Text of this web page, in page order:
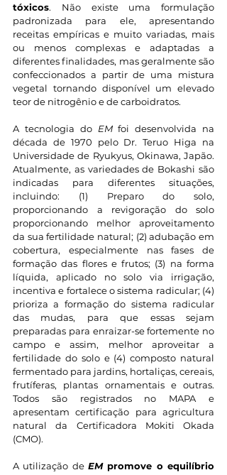
tóxicos. Não existe uma formulação
padronizada para ele, apresentando
receitas empíricas e muito variadas, mais
ou menos complexas e adaptadas a
diferentes finalidades, mas geralmente são
confeccionados a partir de uma mistura
vegetal tornando disponível um elevado
teor de nitrogênio e de carboidratos.
A tecnologia do EM foi desenvolvida na
década de 1970 pelo Dr. Teruo Higa na
Universidade de Ryukyus, Okinawa, Japão.
Atualmente, as variedades de Bokashi são
indicadas para diferentes situações,
incluindo: (1) Preparo do solo,
proporcionando a revigoração do solo
proporcionando melhor aproveitamento
da sua fertilidade natural; (2) adubação em
cobertura, especialmente nas fases de
formação das flores e frutos; (3) na forma
líquida, aplicado no solo via irrigação,
incentiva e fortalece o sistema radicular; (4)
prioriza a formação do sistema radicular
das mudas, para que essas sejam
preparadas para enraizar-se fortemente no
campo e assim, melhor aproveitar a
fertilidade do solo e (4) composto natural
fermentado para jardins, hortaliças, cereais,
frutíferas, plantas ornamentais e outras.
Todos são registrados no MAPA e
apresentam certificação para agricultura
natural da Certificadora Mokiti Okada
(CMO).
A utilização de EM promove o equilíbrio